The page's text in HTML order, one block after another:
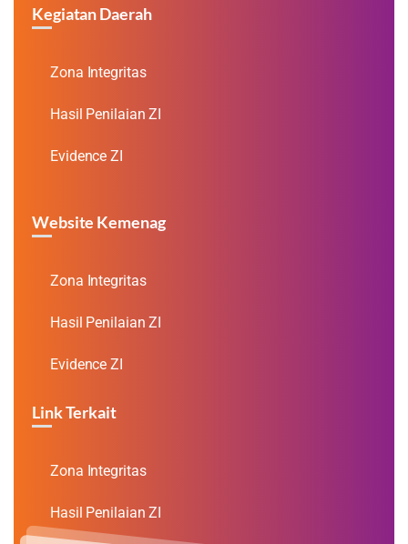
Kegiatan Daerah
Zona Integritas
Hasil Penilaian ZI
Evidence ZI
Website Kemenag
Zona Integritas
Hasil Penilaian ZI
Evidence ZI
Link Terkait
Zona Integritas
Hasil Penilaian ZI